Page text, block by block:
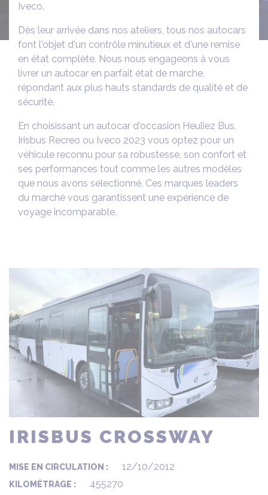
Iveco.
Dès leur arrivée dans nos ateliers, tous nos autocars
font l'objet d'un contrôle minutieux et d'une remise
en état complète. Nous nous engageons à vous
livrer un autocar en parfait état de marche,
répondant aux plus hauts standards de qualité et de
sécurité.
En choisissant un autocar d'occasion Heuliez Bus,
Irisbus Recreo ou Iveco 2023 vous optez pour un
véhicule reconnu pour sa robustesse, son confort et
ses performances tout comme les autres modèles
que nous avons sélectionné. Ces marques leaders
du marché vous garantissent une expérience de
voyage incomparable.
IRISBUS CROSSWAY
MISE EN CIRCULATION : 12/10/2012
KILOMÉTRAGE : 455270